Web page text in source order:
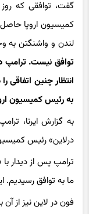
کمیسیون اروپا
لندن و واشنگتن به
توافق نیست. ترامپ
انتظار چنین اتفاقی
به رئیس کمیسیون
به گزارش ایرنا،
درلاین» رئیس
ترامپ پس از دیدار با
ما به توافق
فون در لاین نیز از